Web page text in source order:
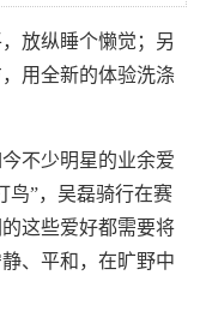
放纵睡个懒觉；另
用全新的体验洗涤
不少明星的业余爱
鸟”，吴磊骑行在赛
这些爱好都需要将
、平和，在旷野中